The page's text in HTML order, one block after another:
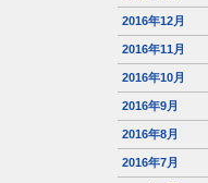
2016年12月
2016年11月
2016年10月
2016年9月
2016年8月
2016年7月